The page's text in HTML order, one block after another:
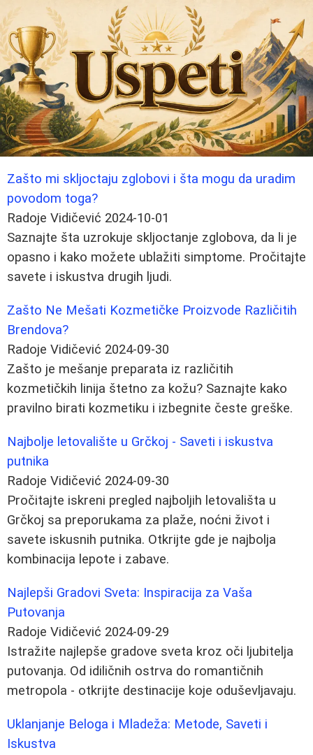
Zašto mi skljoctaju zglobovi i šta mogu da uradim
povodom toga?
Radoje Vidičević 2024-10-01
Saznajte šta uzrokuje skljoctanje zglobova, da li je
opasno i kako možete ublažiti simptome. Pročitajte
savete i iskustva drugih ljudi.
Zašto Ne Mešati Kozmetičke Proizvode Različitih
Brendova?
Radoje Vidičević 2024-09-30
Zašto je mešanje preparata iz različitih
kozmetičkih linija štetno za kožu? Saznajte kako
pravilno birati kozmetiku i izbegnite česte greške.
Najbolje letovalište u Grčkoj - Saveti i iskustva
putnika
Radoje Vidičević 2024-09-30
Pročitajte iskreni pregled najboljih letovališta u
Grčkoj sa preporukama za plaže, noćni život i
savete iskusnih putnika. Otkrijte gde je najbolja
kombinacija lepote i zabave.
Najlepši Gradovi Sveta: Inspiracija za Vaša
Putovanja
Radoje Vidičević 2024-09-29
Istražite najlepše gradove sveta kroz oči ljubitelja
putovanja. Od idiličnih ostrva do romantičnih
metropola - otkrijte destinacije koje oduševljavaju.
Uklanjanje Beloga i Mladeža: Metode, Saveti i
Iskustva